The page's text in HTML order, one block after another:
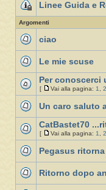
Linee Guida e
Argomenti
ciao
Le mie scuse
Per conoscerci
[ Vai alla pagina: 1, 2
Un caro saluto
CatBastet70
[ Vai alla pagina: 1, 2
Pegasus
Ritorno dopo